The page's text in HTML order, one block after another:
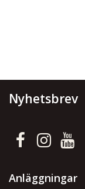
Nyhetsbrev
Anläggningar